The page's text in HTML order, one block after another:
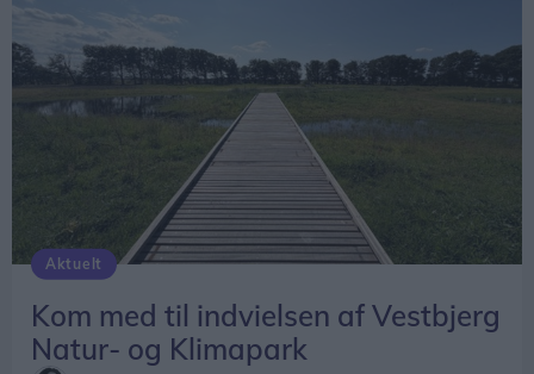
Aktuelt
Kom med til indvielsen af Vestbjerg
Natur- og Klimapark